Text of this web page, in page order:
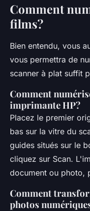
Comment
films?
Bien entendu, vous
vous permettra de
scanner à plat suffit
Comment
imprimante HP?
Placez le premier
bas sur la vitre du
guides situés sur le
cliquez sur Scan.
document ou photo,
Comment
photos